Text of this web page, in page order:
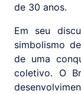
de 30 anos.
Em seu
simbolismo
de uma
coletivo. O